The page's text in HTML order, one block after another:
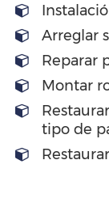
Arreglar
Reparar
Montar
tipo de